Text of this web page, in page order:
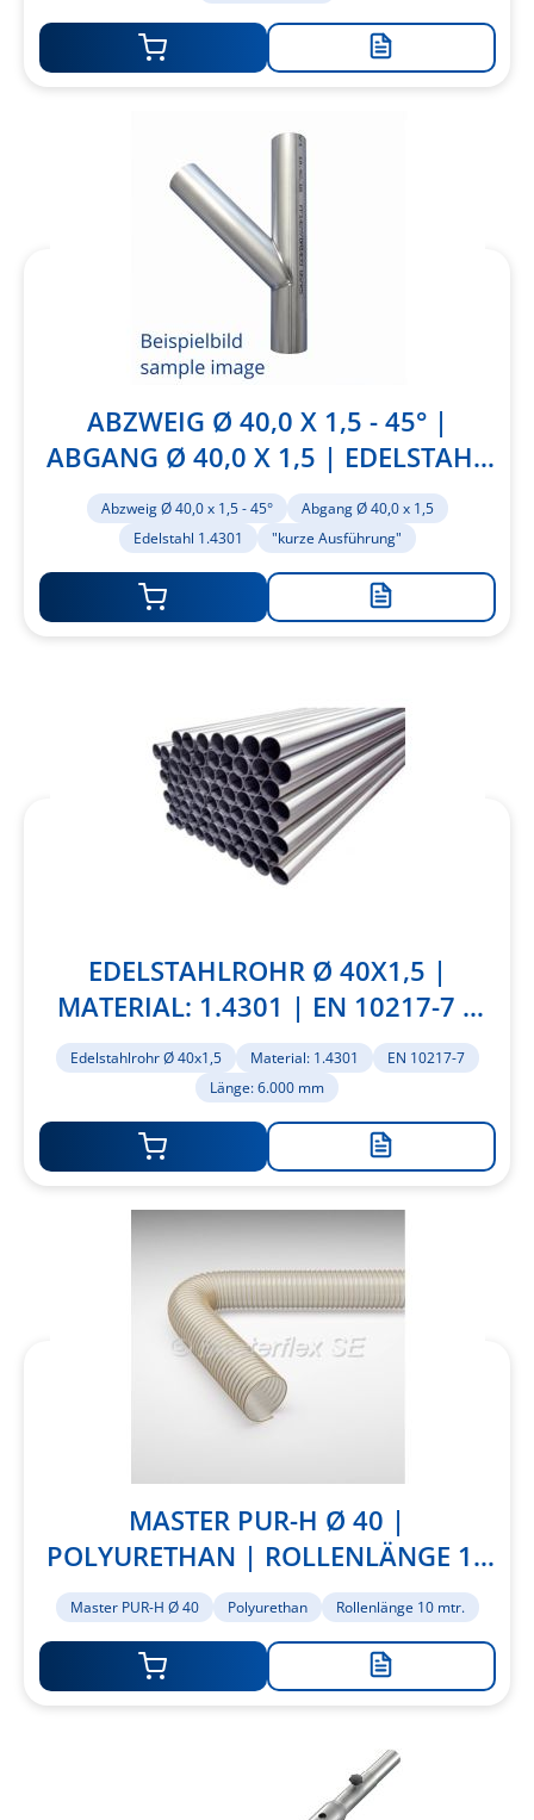
Zur
ABZWEIG Ø 40,0 X 1,5 - 45° |
ABGANG Ø 40,0 X 1,5 | EDELSTAHL
1.4301 | "KURZE AUSFÜHRUNG"
Abzweig Ø 40,0 x 1,5 - 45°
Abgang Ø 40,0 x 1,5
Edelstahl 1.4301
"kurze Ausführung"
Zur
hinzufügen
EDELSTAHLROHR Ø 40X1,5 |
MATERIAL: 1.4301 | EN 10217-7 |
LÄNGE: 6.000 MM
Edelstahlrohr Ø 40x1,5 Material: 1.4301
EN 10217-7
Länge: 6.000 mm
Zur
Merkliste
hinzufügen
MASTER PUR-H Ø 40 |
POLYURETHAN | ROLLENLÄNGE 10
MTR.
Master PUR-H Ø 40 Polyurethan Rollenlänge 10 mtr.
Zur
hinzufügen